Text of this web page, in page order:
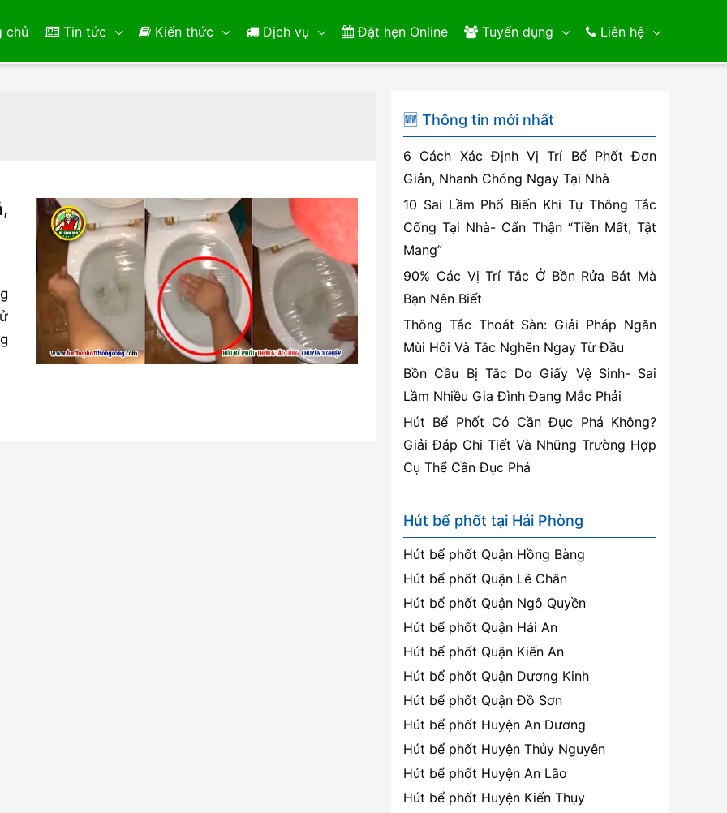
chủ Tin tức Kiến thức Dịch vụ Đặt hẹn Online Tuyển dụng Liên hệ
🆕 Thông tin mới nhất
6 Cách Xác Định Vị Trí Bể Phốt Đơn
Giản, Nhanh Chóng Ngay Tại Nhà
10 Sai Lầm Phổ Biến Khi Tự Thông Tắc
Cống Tại Nhà- Cẩn Thận “Tiền Mất, Tật
Mang”
90% Các Vị Trí Tắc Ở Bồn Rửa Bát Mà
Bạn Nên Biết
Thông Tắc Thoát Sàn: Giải Pháp Ngăn
Mùi Hôi Và Tắc Nghẽn Ngay Từ Đầu
Bồn Cầu Bị Tắc Do Giấy Vệ Sinh- Sai
Lầm Nhiều Gia Đình Đang Mắc Phải
Hút Bể Phốt Có Cần Đục Phá Không?
Giải Đáp Chi Tiết Và Những Trường Hợp
Cụ Thể Cần Đục Phá
Hút bể phốt tại Hải Phòng
Hút bể phốt Quận Hồng Bàng
Hút bể phốt Quận Lê Chân
Hút bể phốt Quận Ngô Quyền
Hút bể phốt Quận Hải An
Hút bể phốt Quận Kiến An
Hút bể phốt Quận Dương Kinh
Hút bể phốt Quận Đồ Sơn
Hút bể phốt Huyện An Dương
Hút bể phốt Huyện Thủy Nguyên
Hút bể phốt Huyện An Lão
Hút bể phốt Huyện Kiến Thụy